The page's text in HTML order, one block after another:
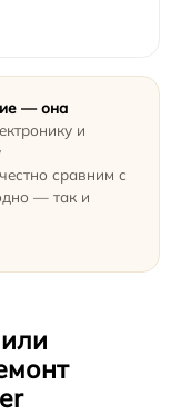
— она
и
сравним с
— так и